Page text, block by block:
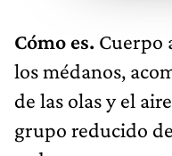
Cómo es. Cuerpo
los médanos,
de las olas y el
grupo reducido